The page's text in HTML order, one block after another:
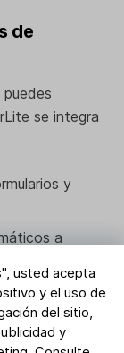
usted acepta
y el uso de
del sitio,
y
de
se integra
y
a
en